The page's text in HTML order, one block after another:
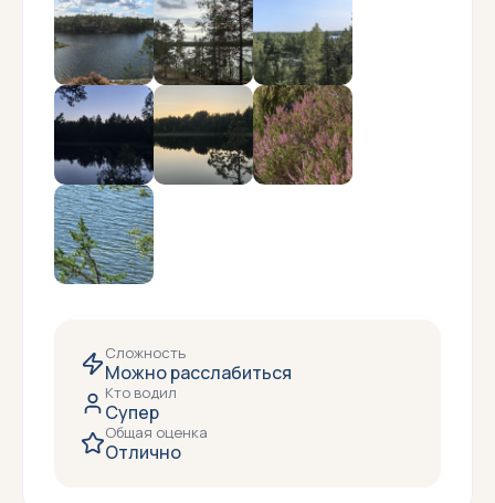
Сложность
Можно расслабиться
Кто водил
Супер
Общая оценка
Отлично